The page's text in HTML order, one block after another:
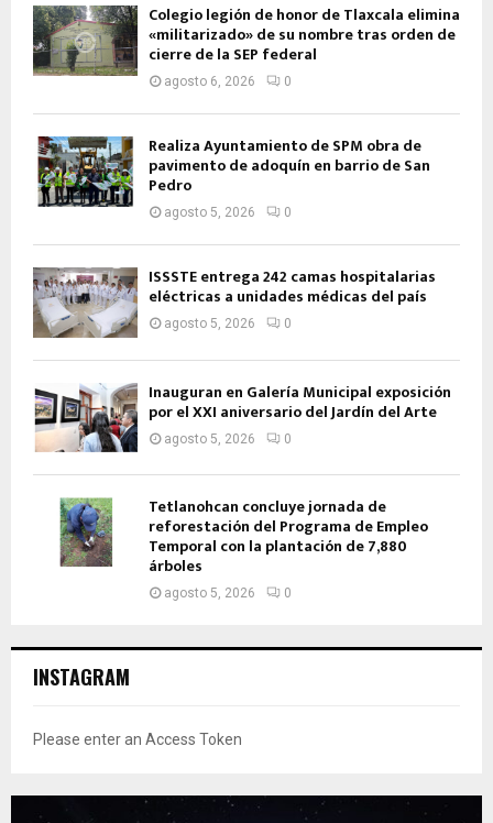
Colegio legión de honor de Tlaxcala elimina
«militarizado» de su nombre tras orden de
cierre de la SEP federal
agosto 6, 2026 0
Realiza Ayuntamiento de SPM obra de
pavimento de adoquín en barrio de San
Pedro
agosto 5, 2026 0
ISSSTE entrega 242 camas hospitalarias
eléctricas a unidades médicas del país
agosto 5, 2026 0
Inauguran en Galería Municipal exposición
por el XXI aniversario del Jardín del Arte
agosto 5, 2026 0
Tetlanohcan concluye jornada de
reforestación del Programa de Empleo
Temporal con la plantación de 7,880
árboles
agosto 5, 2026 0
INSTAGRAM
Please enter an Access Token